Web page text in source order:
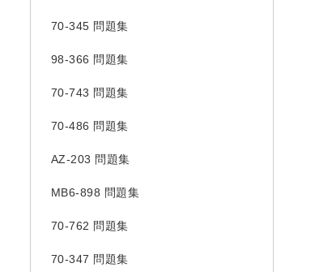
70-345 問題集
98-366 問題集
70-743 問題集
70-486 問題集
AZ-203 問題集
MB6-898 問題集
70-762 問題集
70-347 問題集